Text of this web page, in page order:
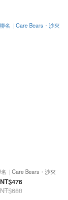
｜Care Bears・沙夾
NT$476
NT$680